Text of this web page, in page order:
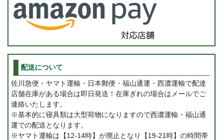
配送について
佐川急便・ヤマト運輸・日本郵便・福山通運・西濃運輸で配達
店舗在庫がある場合は即日発送！在庫ぎれの場合はメールでご
連絡いたします。
※基本的に寝具類は大型荷物になりますので西濃運輸・福山通
運での配送となります。
※ヤマト運輸は【12-14時】が廃止となり【19-21時】の時間帯